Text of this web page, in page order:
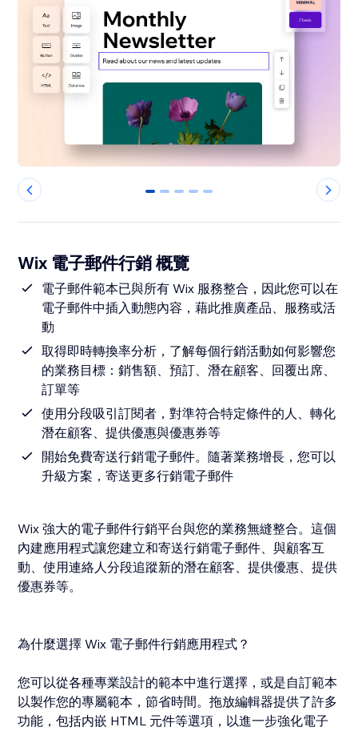
0 1 2 3 4
Wix 電子郵件行銷 概覽
電子郵件範本已與所有 Wix 服務整合，因此您可以在
電子郵件中插入動態內容，藉此推廣產品、服務或活
動
取得即時轉換率分析，了解每個行銷活動如何影響您
的業務目標：銷售額、預訂、潛在顧客、回覆出席、
訂單等
使用分段吸引訂閱者，對準符合特定條件的人、轉化
潛在顧客、提供優惠與優惠券等
開始免費寄送行銷電子郵件。隨著業務增長，您可以
升級方案，寄送更多行銷電子郵件
Wix 強大的電子郵件行銷平台與您的業務無縫整合。這個
內建應用程式讓您建立和寄送行銷電子郵件、與顧客互
動、使用連絡人分段追蹤新的潛在顧客、提供優惠、提供
優惠券等。
為什麼選擇 Wix 電子郵件行銷應用程式？
您可以從各種專業設計的範本中進行選擇，或是自訂範本
以製作您的專屬範本，節省時間。拖放編輯器提供了許多
功能，包括内嵌 HTML 元件等選項，以進一步強化電子